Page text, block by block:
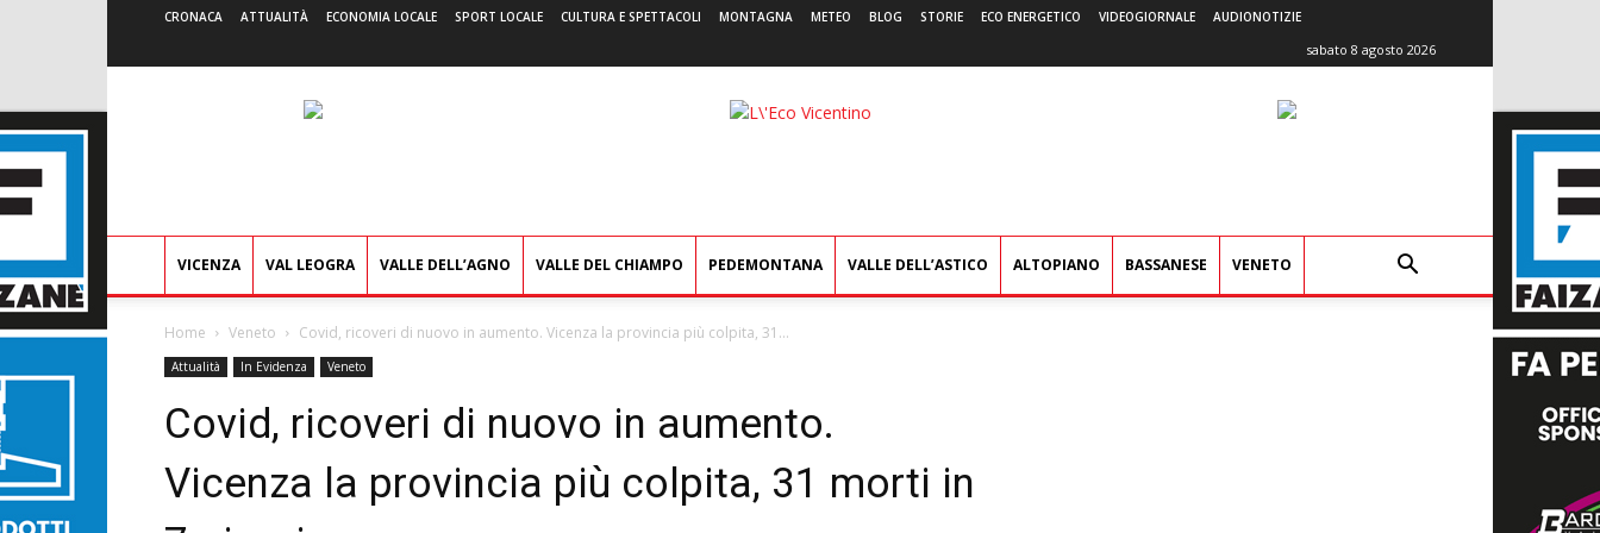
CRONACA ATTUALITÀ ECONOMIA LOCALE SPORT LOCALE CULTURA E SPETTACOLI MONTAGNA METEO BLOG STORIE ECO ENERGETICO VIDEOGIORNALE AUDIONOTIZIE
sabato 8 agosto 2026
L'Eco
VICENZA VAL LEOGRA VALLE DELL’AGNO VALLE DEL CHIAMPO PEDEMONTANA VALLE DELL’ASTICO ALTOPIANO BASSANESE VENETO
Home Veneto Covid, ricoveri di nuovo in aumento. Vicenza la provincia più colpita, 31...
Attualità In Evidenza Veneto
Covid, ricoveri di nuovo in aumento.
Vicenza la provincia più colpita, 31 morti in